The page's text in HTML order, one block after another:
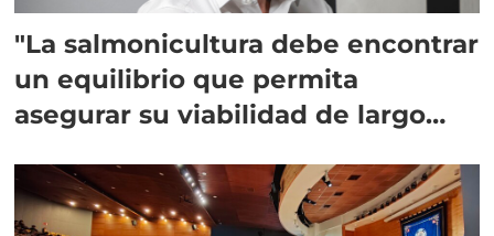
"La salmonicultura debe encontrar
un equilibrio que permita
asegurar su viabilidad de largo